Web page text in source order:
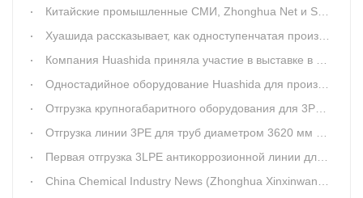
Китайские промышленные СМИ, Zhonghua Net и Sina Finance одновременно сообщили: компания Qingdao Huashida успешно разработала производственную линию для сверхкрупногабаритных стальных труб с внутренним и наружным цементно-песчаным утяжеляющим антикоррозион
Хуашида рассказывает, как одноступенчатая производственная линия теплоизолированных труб PERT/PEXA устраняет проблему эксцентриситета
Компания Huashida приняла участие в выставке в Нигерии
Одностадийное оборудование Huashida для производства гибких теплоизолированных труб PERT/PEXA успешно завоевывает российский рынок
Отгрузка крупногабаритного оборудования для 3PE-антикоррозионного покрытия компании Huashida получила широкое освещение в СМИ
Отгрузка линии 3PE для труб диаметром 3620 мм успешно завершена
Первая отгрузка 3LPE антикоррозионной линии для стальных труб модели 1020–3620 компании Huashida отправлена
China Chemical Industry News (Zhonghua Xinxinwang) опубликовал материал: «Huashida: сервис начинается заранее, помогает клиенту запустить производство раньше срока»